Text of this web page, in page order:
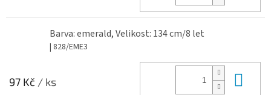
Barva: emerald, Velikost: 134 cm/8 let
| 828/EME3
97 Kč / ks